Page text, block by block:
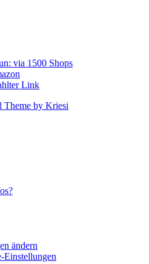
via 1500 Shops
Link
Theme by Kriesi
ändern
Einstellungen